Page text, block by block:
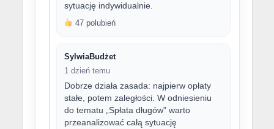
sytuację indywidualnie.
47 polubień
SylwiaBudżet
1 dzień temu
Dobrze działa zasada: najpierw opłaty
stałe, potem zaległości. W odniesieniu
do tematu „Spłata długów” warto
przeanalizować całą sytuację